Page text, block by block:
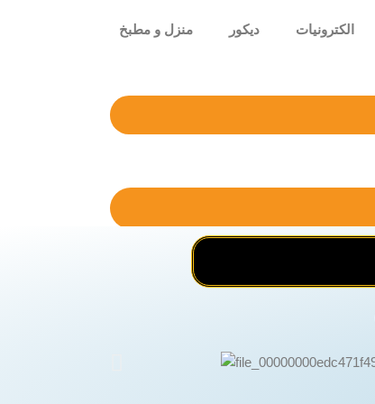
الكترونيات ديكور منزل و مطبخ